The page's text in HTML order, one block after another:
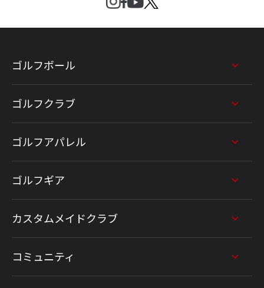
ゴルフボール
ゴルフクラブ
ゴルフアパレル
ゴルフギア
カスタムメイドクラブ
コミュニティ